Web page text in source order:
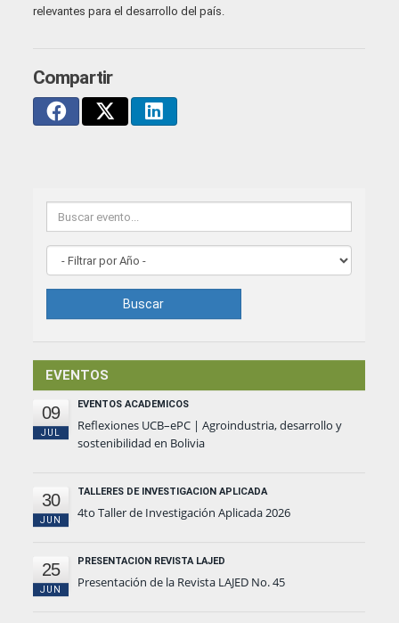
Buscar
EVENTOS
09
JUL
EVENTOS ACADÉMICOS
Reflexiones UCB–ePC | Agroindustria, desarrollo y
sostenibilidad en Bolivia
30
JUN
TALLERES DE INVESTIGACIÓN APLICADA
4to Taller de Investigación Aplicada 2026
25
JUN
PRESENTACIÓN REVISTA LAJED
Presentación de la Revista LAJED No. 45
relevantes para el desarrollo del país.
Compartir